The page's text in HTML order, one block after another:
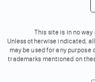
This site is in no
Unless otherwise indicated,
may be used for any
trademarks mentioned on